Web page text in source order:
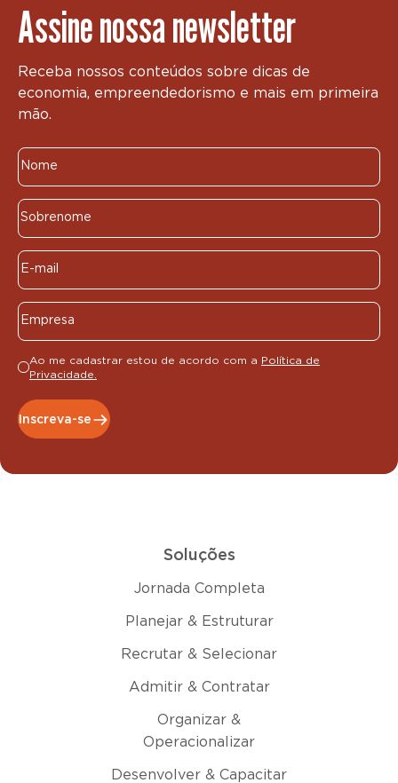
Assine nossa newsletter
Receba nossos conteúdos sobre dicas de
economia, empreendedorismo e mais em primeira
mão.
Ao me cadastrar estou de acordo com a Política de
Privacidade.
Inscreva-se
Soluções
Jornada Completa
Planejar & Estruturar
Recrutar & Selecionar
Admitir & Contratar
Organizar &
Operacionalizar
Desenvolver & Capacitar